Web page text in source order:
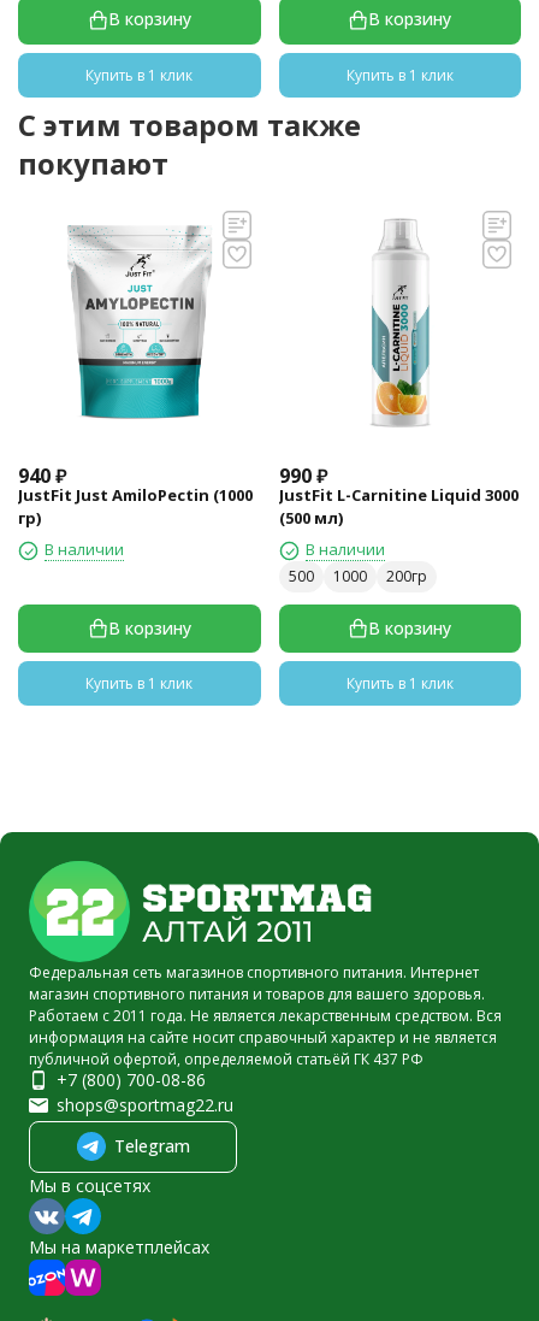
В корзину
Купить в 1 клик
В корзину
Купить в 1 клик
C этим товаром также
покупают
940₽
JustFit Just AmiloPectin (1000
гр)
В наличии
В корзину
Купить в 1 клик
990 ₽
JustFit L-Carnitine Liquid 3000
(500 мл)
В наличии
500 1000 200гр
В корзину
Купить в 1 клик
Федеральная сеть магазинов спортивного питания. Интернет
магазин спортивного питания и товаров для вашего здоровья.
Работаем с 2011 года. Не является лекарственным средством. Вся
информация на сайте носит справочный характер и не является
публичной офертой, определяемой статьёй ГК 437 РФ
+7 (800) 700-08-86
shops@sportmag22.ru
Telegram
Мы в соцсетях
Мы на маркетплейсах